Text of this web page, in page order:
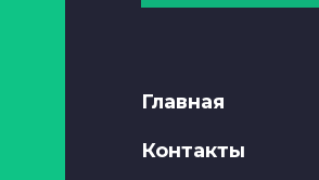
Главная
Контакты